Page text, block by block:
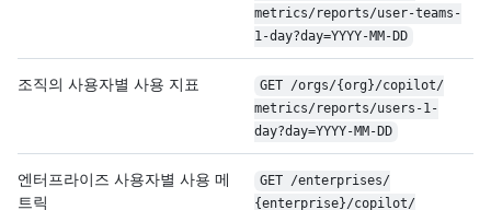
metrics/reports/user-teams-
1-day?day=YYYY-MM-DD
조직의 사용자별 사용 지표 GET /orgs/{org}/copilot/
metrics/reports/users-1-
day?day=YYYY-MM-DD
엔터프라이즈 사용자별 사용 메
트릭
GET /enterprises/
{enterprise}/copilot/